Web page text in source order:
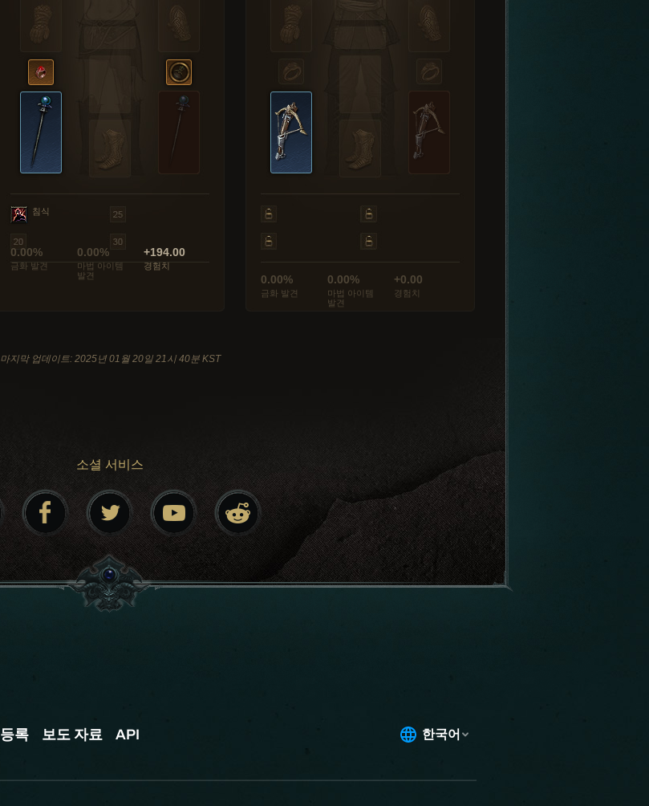
침식
0.00%
금화 발견
0.00%
마법 아이템
발견
+194.00
경험치
0.00%
금화 발견
0.00%
마법 아이템
발견
+0.00
경험치
마지막 업데이트: 2025년 01월 20일 21시 40분 KST
소셜 서비스